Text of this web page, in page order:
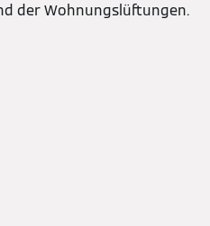
der Wohnungslüftungen.